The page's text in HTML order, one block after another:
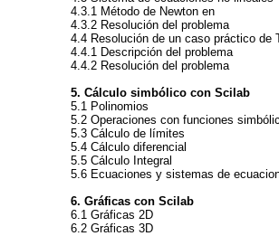
4.3.1 Método de Newton en
4.3.2 Resolución del problema
4.4 Resolución de un caso práctico de
4.4.1 Descripción del problema
4.4.2 Resolución del problema
5. Cálculo simbólico con Scilab
5.1 Polinomios
5.2 Operaciones con funciones
5.3 Cálculo de límites
5.4 Cálculo diferencial
5.5 Cálculo Integral
5.6 Ecuaciones y sistemas de
6. Gráficas con Scilab
6.1 Gráficas 2D
6.2 Gráficas 3D